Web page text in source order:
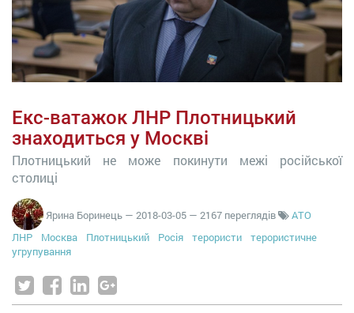
Екс-ватажок ЛНР Плотницький
знаходиться у Москві
Плотницький не може покинути межі російської
столиці
Ярина Боринець — 2018-03-05 — 2167 переглядів
АТО
ЛНР
Москва Плотницький Росія терористи
терористичне
угрупування